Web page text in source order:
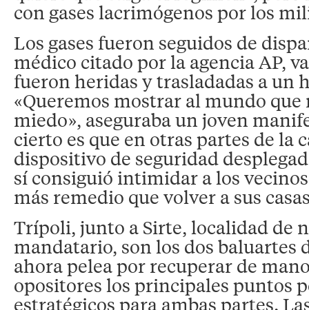
con gases lacrimógenos por los
Los gases fueron seguidos de
médico citado por la agencia AP,
fueron heridas y trasladadas a un
«Queremos mostrar al mundo que
miedo», aseguraba un joven
cierto es que en otras partes de la
dispositivo de seguridad
sí consiguió intimidar a los
más remedio que volver a sus
Trípoli, junto a Sirte, localidad de
mandatario, son los dos baluartes
ahora pelea por recuperar de
opositores los principales puntos
estratégicos para ambas partes.